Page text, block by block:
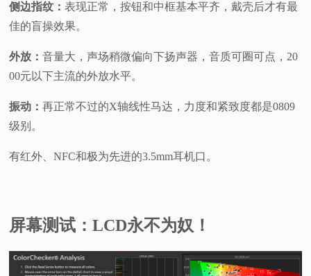
侧边指纹：表现正常，按钮和中框基本平齐，戴壳后才有最
佳的盲操效果。
外放：音量大，声场稍微偏向下扬声器，音质可圈可点，20
00元以下主流的外放水平。
振动：再正常不过的X轴线性马达，力度和紧致度都是0809
级别。
有红外、NFC和极为先进的3.5mm耳机口。
屏幕测试：LCD永不为奴！